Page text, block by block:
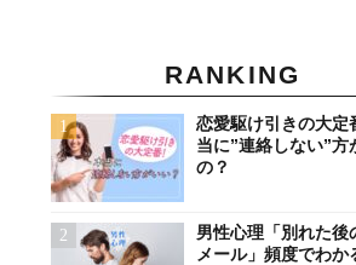
RANKING
恋愛駆け引きの大定
当に”連絡しない”方
の？
男性心理「別れた後
メール」頻度でわか